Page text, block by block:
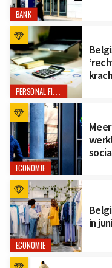
BANK
PERSONAL FINANCE
ECONOMIE
ECONOMIE
in